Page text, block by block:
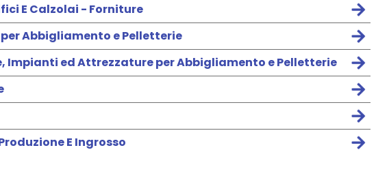
E Calzolai - Forniture
Abbigliamento e Pelletterie
Impianti ed Attrezzature per Abbigliamento e Pelletterie
E Ingrosso